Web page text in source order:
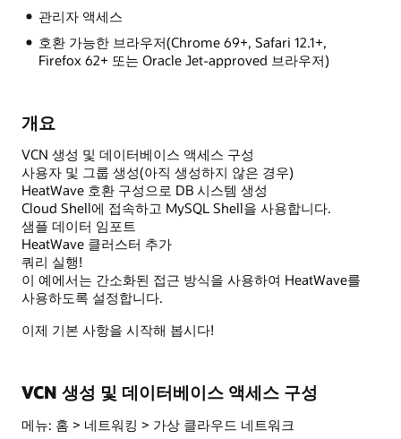
관리자 액세스
호환 가능한 브라우저(Chrome 69+, Safari 12.1+,
Firefox 62+ 또는 Oracle Jet-approved 브라우저)
개요
VCN 생성 및 데이터베이스 액세스 구성
사용자 및 그룹 생성(아직 생성하지 않은 경우)
HeatWave 호환 구성으로 DB 시스템 생성
Cloud Shell에 접속하고 MySQL Shell을 사용합니다.
샘플 데이터 임포트
HeatWave 클러스터 추가
쿼리 실행!
이 예에서는 간소화된 접근 방식을 사용하여 HeatWave를
사용하도록 설정합니다.
이제 기본 사항을 시작해 봅시다!
VCN 생성 및 데이터베이스 액세스 구성
메뉴: 홈 > 네트워킹 > 가상 클라우드 네트워크